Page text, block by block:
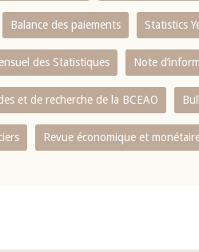
Balance des paiements Statistics
des Statistiques Note
et de recherche de la BCEAO
Revue économique et